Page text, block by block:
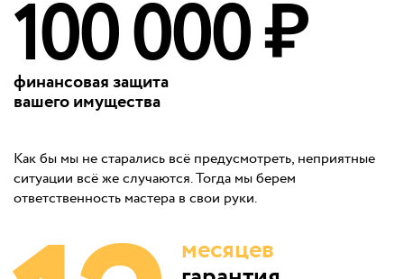
100 000 ₽
финансовая защита
вашего имущества
Как бы мы не старались всё предусмотреть, неприятные
ситуации всё же случаются. Тогда мы берем
ответственность мастера в свои руки.
месяцев